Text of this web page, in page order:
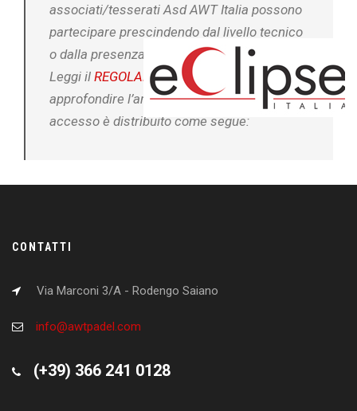
associati/tesserati Asd AWT Italia possono
partecipare prescindendo dal livello tecnico
o dalla presenza di una classifica nazionale.
Leggi il REGOLAMENTO GENERALE
per
approfondire l’argomento. Il livello di
accesso è distribuito come segue:
classifiche.
Ecco qui il link alla nostra
CONTATTI
Via Marconi 3/A - Rodengo Saiano
info@awtpadel.com
(+39) 366 241 0128